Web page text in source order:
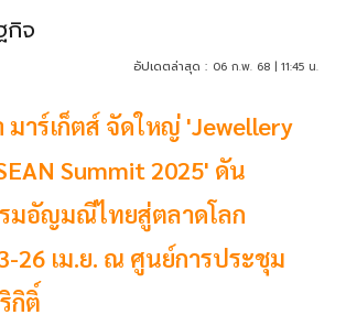
กิจ
อัปเดตล่าสุด : 06 ก.พ. 68 | 11:45 น.
าร์เก็ตส์ จัดใหญ่ 'Jewellery
Summit 2025' ดัน
มอัญมณีไทยสู่ตลาดโลก
26 เม.ย. ณ ศูนย์การประชุม
กิติ์